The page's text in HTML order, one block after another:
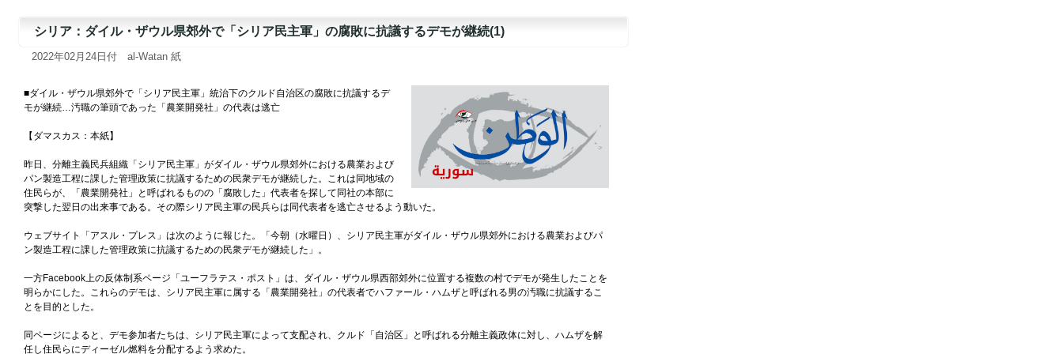
シリア：ダイル・ザウル県郊外で「シリア民主軍」の腐敗に抗議するデモが継続(1)
2022年02月24日付 al-Watan 紙
■ダイル・ザウル県郊外で「シリア民主軍」統治下のクルド自治区の腐敗に抗議するデ
モが継続…汚職の筆頭であった「農業開発社」の代表は逃亡
【ダマスカス：本紙】
昨日、分離主義民兵組織「シリア民主軍」がダイル・ザウル県郊外における農業および
パン製造工程に課した管理政策に抗議するための民衆デモが継続した。これは同地域の
住民らが、「農業開発社」と呼ばれるものの「腐敗した」代表者を探して同社の本部に
突撃した翌日の出来事である。その際シリア民主軍の民兵らは同代表者を逃亡させるよう動いた。
ウェブサイト「アスル・プレス」は次のように報じた。「今朝（水曜日）、シリア民主軍がダイル・ザウル県郊外における農業およびパ
ン製造工程に課した管理政策に抗議するための民衆デモが継続した」。
一方Facebook上の反体制系ページ「ユーフラテス・ポスト」は、ダイル・ザウル県西部郊外に位置する複数の村でデモが発生したことを
明らかにした。これらのデモは、シリア民主軍に属する「農業開発社」の代表者でハファール・ハムザと呼ばれる男の汚職に抗議するこ
とを目的とした。
同ページによると、デモ参加者たちは、シリア民主軍によって支配され、クルド「自治区」と呼ばれる分離主義政体に対し、ハムザを解
任し住民らにディーゼル燃料を分配するよう求めた。